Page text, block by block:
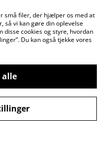
Åbningstider
Fortrolighedspolitik
små filer, der hjælper os med at
så vi kan gøre din oplevelse
disse cookies og styre, hvordan
Du kan også tjekke vores
alle